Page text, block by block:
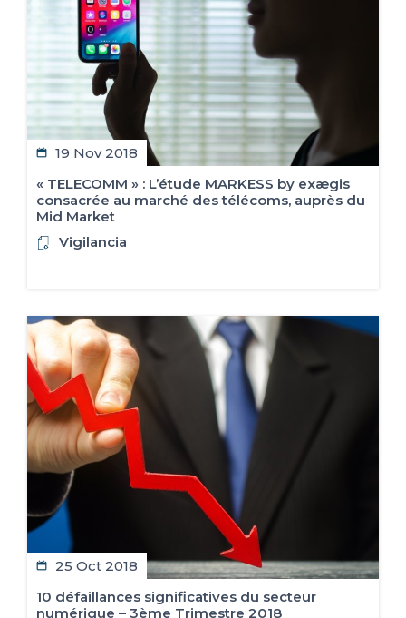
19 Nov 2018
« TELECOMM » : L’étude MARKESS by exægis
consacrée au marché des télécoms, auprès du
Mid Market
Vigilancia
25 Oct 2018
10 défaillances significatives du secteur
numérique – 3ème Trimestre 2018